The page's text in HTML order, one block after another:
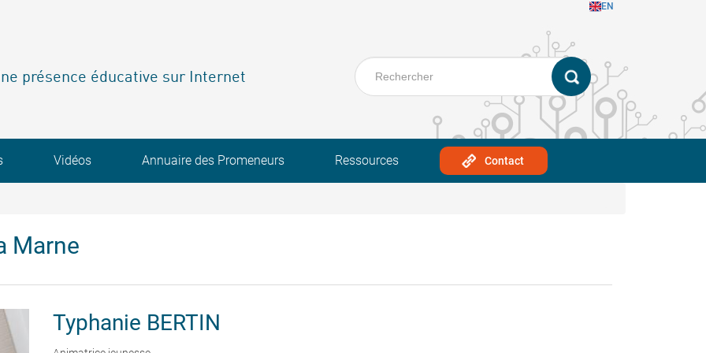
EN
présence éducative sur Internet
Vidéos Annuaire des Promeneurs Ressources Contact
Marne
Typhanie BERTIN